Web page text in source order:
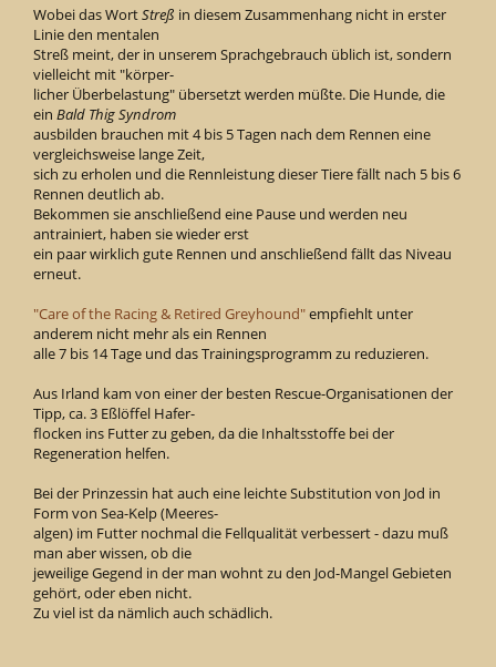
Wobei das WortStreß in diesem Zusammenhang nicht in erster
Linie den mentalen
Streß meint, der in unserem Sprachgebrauch üblich ist, sondern
vielleicht mit "körper-
licher Überbelastung" übersetzt werden müßte. Die Hunde, die
ein Bald Thig Syndrom
ausbilden brauchen mit 4 bis 5 Tagen nach dem Rennen eine
vergleichsweise lange Zeit,
sich zu erholen und die Rennleistung dieser Tiere fällt nach 5 bis 6
Rennen deutlich ab.
Bekommen sie anschließend eine Pause und werden neu
antrainiert, haben sie wieder erst
ein paar wirklich gute Rennen und anschließend fällt das Niveau
erneut.
"Care of the Racing & Retired Greyhound"empfiehlt unter
anderem nicht mehr als ein Rennen
alle 7 bis 14 Tage und das Trainingsprogramm zu reduzieren.
Aus Irland kam von einer der besten Rescue-Organisationen der
Tipp, ca. 3 Eßlöffel Hafer-
flocken ins Futter zu geben, da die Inhaltsstoffe bei der
Regeneration helfen.
Bei der Prinzessin hat auch eine leichte Substitution von Jod in
Form von Sea-Kelp (Meeres-
algen) im Futter nochmal die Fellqualität verbessert - dazu muß
man aber wissen, ob die
jeweilige Gegend in der man wohnt zu den Jod-Mangel Gebieten
gehört, oder eben nicht.
Zu viel ist da nämlich auch schädlich.